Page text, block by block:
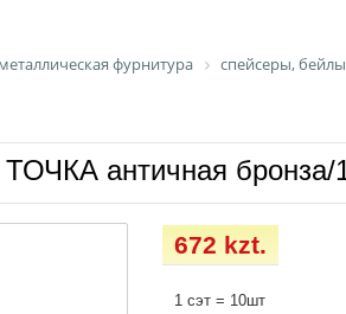
металлическая фурнитура
спейсеры,
античная бронза/
672 kzt.
1 сэт = 10шт